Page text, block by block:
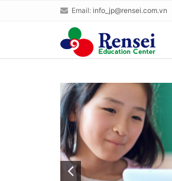
Email: info_jp@rensei.com.vn